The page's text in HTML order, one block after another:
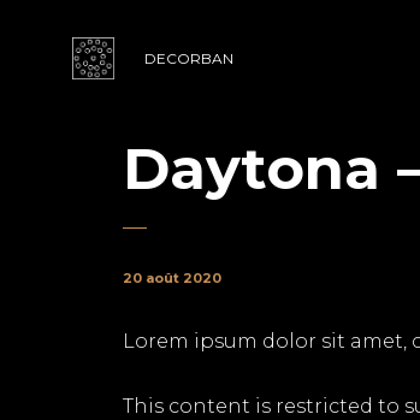
DECORBAN
Daytona
20 août 2020
Lorem ipsum dolor sit amet,
This content is restricted to